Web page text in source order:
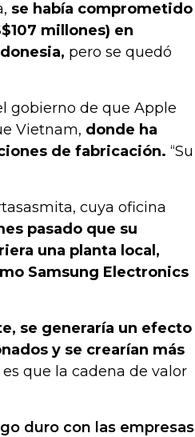
se había comprometido
millones) en
pero se quedó
gobierno de que Apple
Vietnam, donde ha
de fabricación. “Su
cuya oficina
pasado que su
una planta local,
Samsung Electronics
se generaría un efecto
y se crearían más
que la cadena de valor
duro con las empresas